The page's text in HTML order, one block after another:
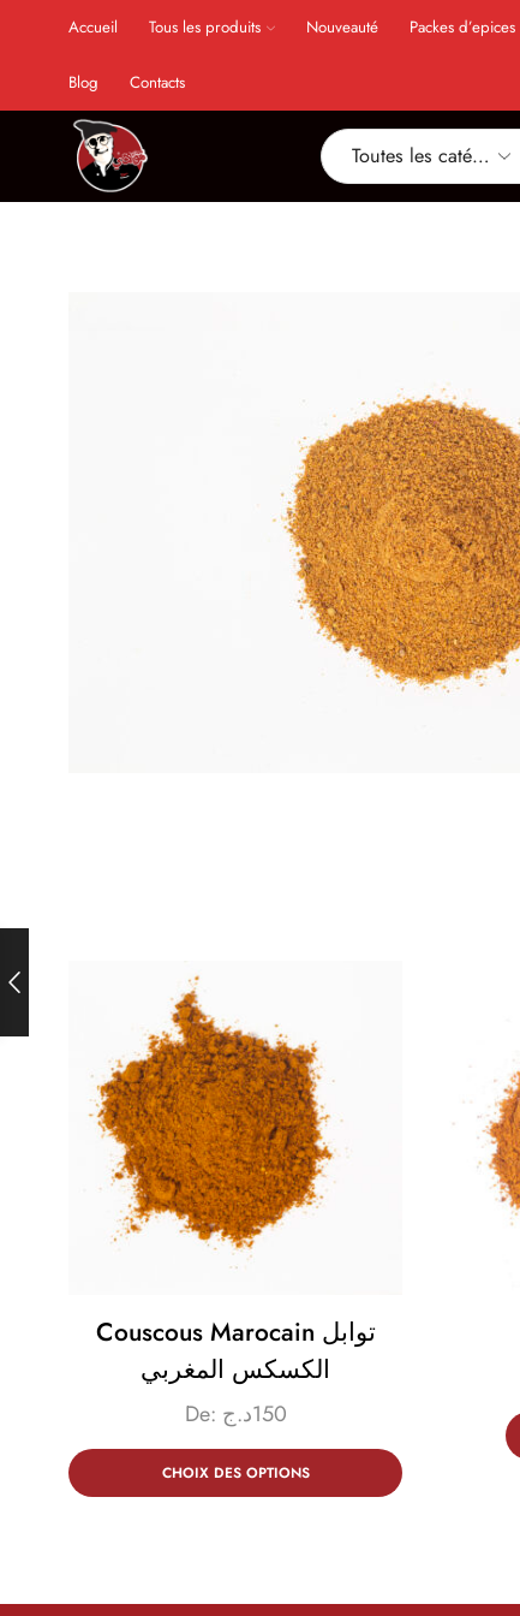
Accueil Tous les produits Nouveauté Packes d’epices
Blog Contacts
Couscous Marocain توابل
الكسكس المغربي
De: 150د.ج
CHOIX DES OPTIONS